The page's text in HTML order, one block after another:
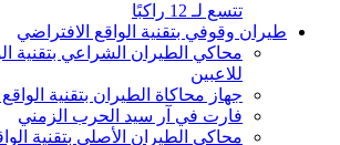
تتسع لـ 12 راكبًا
طيران وقوفي بتقنية الواقع الافتراضي
محاكي الطيران الشراعي بتقنية
للاعبين
جهاز محاكاة الطيران بتقنية الواقع
فارت في آر سيد الحرب الزمني